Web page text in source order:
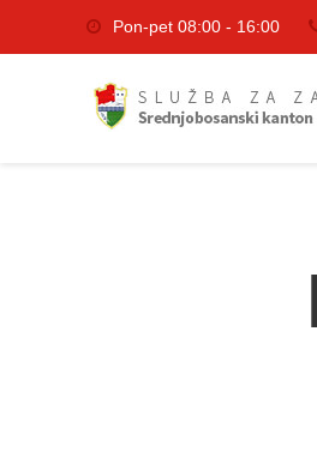
Pon-pet 08:00 - 16:00